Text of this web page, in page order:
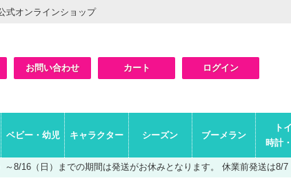
式オンラインショップ
お問い合わせ カート ログイン
ベビー・幼児 キャラクター シーズン ブーメラン
ト
時計
～8/16（日）までの期間は発送がお休みとなります。 休業前発送は8/7